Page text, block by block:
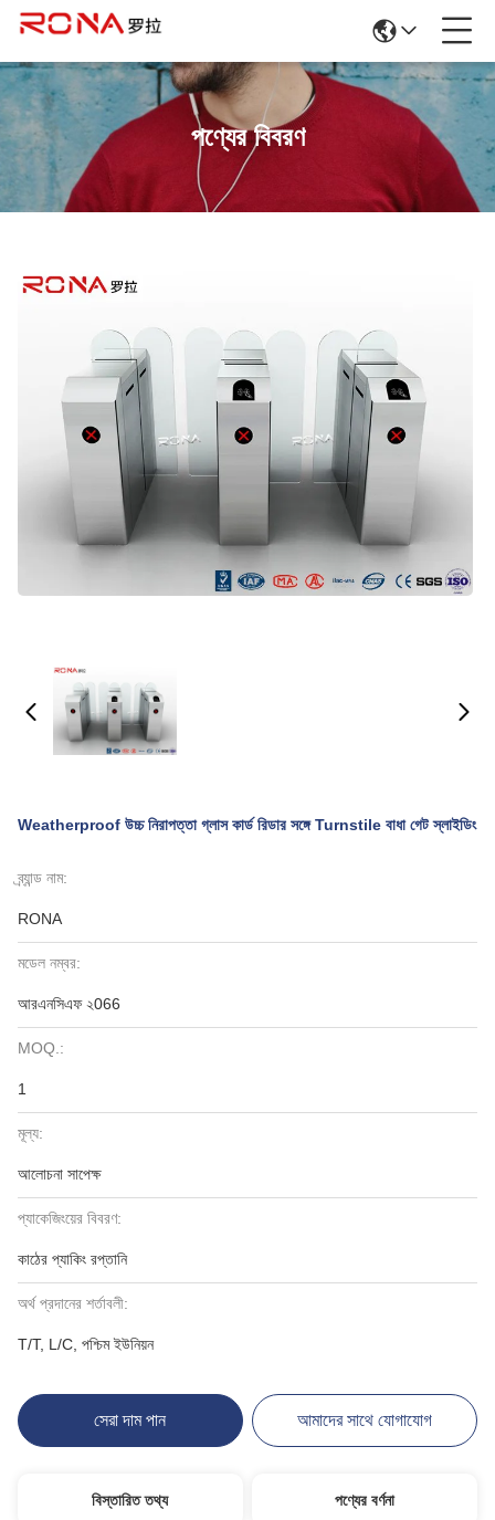
পণ্যের বিবরণ
Weatherproof উচ্চ নিরাপত্তা গ্লাস কার্ড রিডার সঙ্গে Turnstile বাধা গেট স্লাইডিং
ব্র্যান্ড নাম:
RONA
মডেল নম্বর:
আরএনসিএফ ২066
MOQ.:
1
মূল্য:
আলোচনা সাপেক্ষ
প্যাকেজিংয়ের বিবরণ:
কাঠের প্যাকিং রপ্তানি
অর্থ প্রদানের শর্তাবলী:
T/T, L/C, পশ্চিম ইউনিয়ন
সেরা দাম পান আমাদের সাথে যোগাযোগ
বিস্তারিত তথ্য পণ্যের বর্ণনা